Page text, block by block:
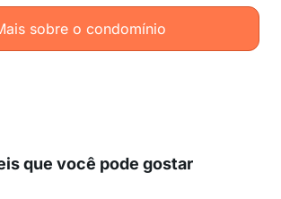
sobre o condomínio
que você pode gostar